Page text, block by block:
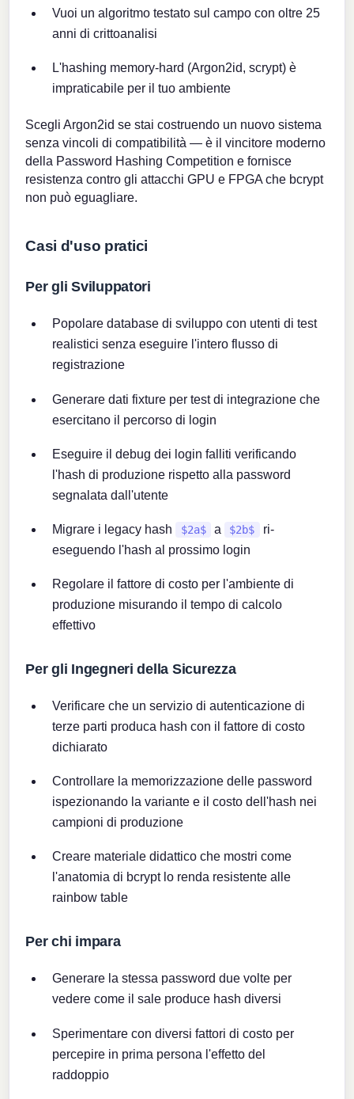
Vuoi un algoritmo testato sul campo con oltre 25
anni di crittoanalisi
L'hashing memory-hard (Argon2id, scrypt) è
impraticabile per il tuo ambiente
Scegli Argon2id se stai costruendo un nuovo sistema
senza vincoli di compatibilità — è il vincitore moderno
della Password Hashing Competition e fornisce
resistenza contro gli attacchi GPU e FPGA che bcrypt
non può eguagliare.
Casi d'uso pratici
Per gli Sviluppatori
Popolare database di sviluppo con utenti di test
realistici senza eseguire l'intero flusso di
registrazione
Generare dati fixture per test di integrazione che
esercitano il percorso di login
Eseguire il debug dei login falliti verificando
l'hash di produzione rispetto alla password
segnalata dall'utente
Migrare i legacy hash $2a$ a $2b$
ri-
eseguendo l'hash al prossimo login
Regolare il fattore di costo per l'ambiente di
produzione misurando il tempo di calcolo
effettivo
Per gli Ingegneri della Sicurezza
Verificare che un servizio di autenticazione di
terze parti produca hash con il fattore di costo
dichiarato
Controllare la memorizzazione delle password
ispezionando la variante e il costo dell'hash nei
campioni di produzione
Creare materiale didattico che mostri come
l'anatomia di bcrypt lo renda resistente alle
rainbow table
Per chi impara
Generare la stessa password due volte per
vedere come il sale produce hash diversi
Sperimentare con diversi fattori di costo per
percepire in prima persona l'effetto del
raddoppio